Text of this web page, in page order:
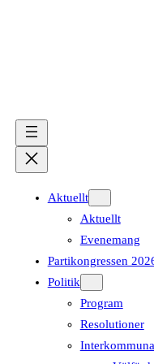
Aktuellt
Aktuellt
Evenemang
Partikongressen
Politik
Program
Resolutioner